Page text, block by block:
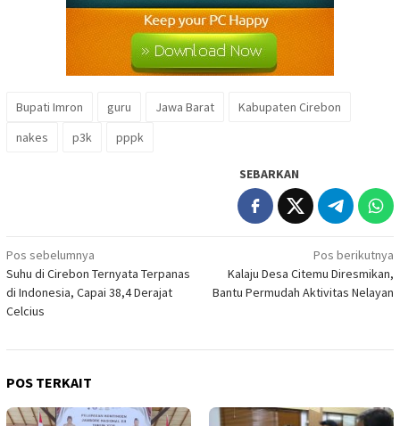
Bupati Imron guru Jawa Barat
Kabupaten Cirebon
nakes
p3k pppk
SEBARKAN
Navigasi
pos
Pos sebelumnya
Suhu di Cirebon Ternyata Terpanas
di Indonesia, Capai 38,4 Derajat
Celcius
Pos berikutnya
Kalaju Desa Citemu Diresmikan,
Bantu Permudah Aktivitas Nelayan
POS TERKAIT